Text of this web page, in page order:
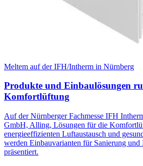
Meltem auf der IFH/Intherm in Nürnberg
Produkte und Einbaulösungen
Komfortlüftung
Auf der Nürnberger Fachmesse IFH
GmbH, Alling, Lösungen für die
energieeffizienten Luftaustausch und
werden Einbauvarianten für Sanierung und
präsentiert.